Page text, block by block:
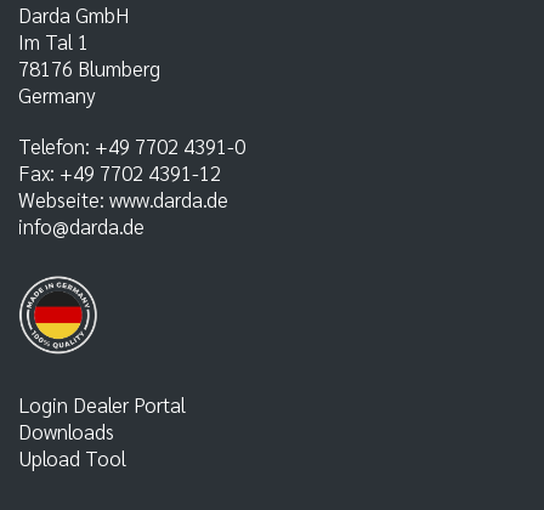
Darda GmbH
Im Tal 1
78176 Blumberg
Germany
Telefon: +49 7702 4391-0
Fax: +49 7702 4391-12
Webseite: www.darda.de
info@darda.de
Login Dealer Portal
Downloads
Upload Tool